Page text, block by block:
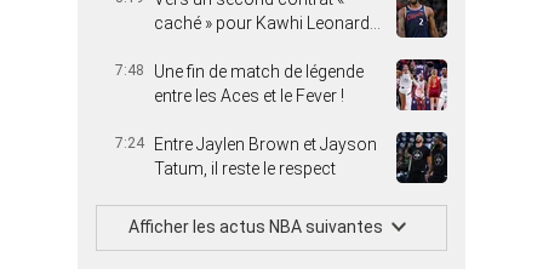
caché » pour Kawhi Leonard…
7:48
Une fin de match de légende
entre les Aces et le Fever !
7:24
Entre Jaylen Brown et Jayson
Tatum, il reste le respect
Afficher les actus NBA suivantes